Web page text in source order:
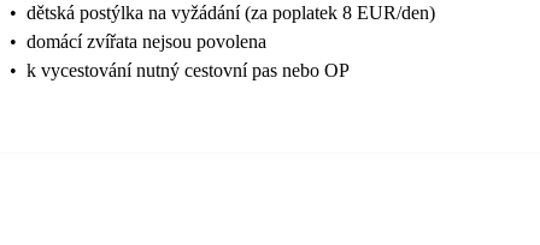
• dětská postýlka na vyžádání (za poplatek 8 EUR/den)
• domácí zvířata nejsou povolena
• k vycestování nutný cestovní pas nebo OP